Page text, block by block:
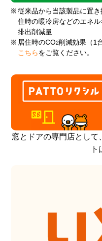
※ 従来品から当該製品に置
住時の暖冷房などのエネ
排出削減量
※ 居住時のCO2削減効果（1
こちら をご覧ください。
窓とドアの専門店として